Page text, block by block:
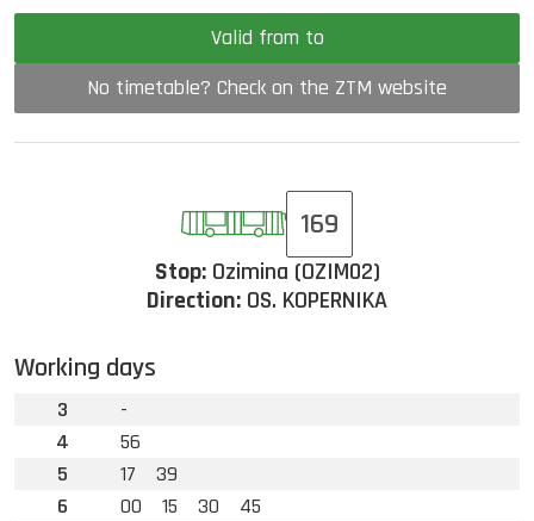
Valid from to
No timetable? Check on the ZTM website
169
Stop:Ozimina (OZIM02)
Direction: OS. KOPERNIKA
Working days
3
-
4
56
5
17
39
6
00 15 30
45